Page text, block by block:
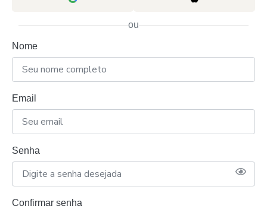
ou
Nome
Email
Senha
Confirmar senha